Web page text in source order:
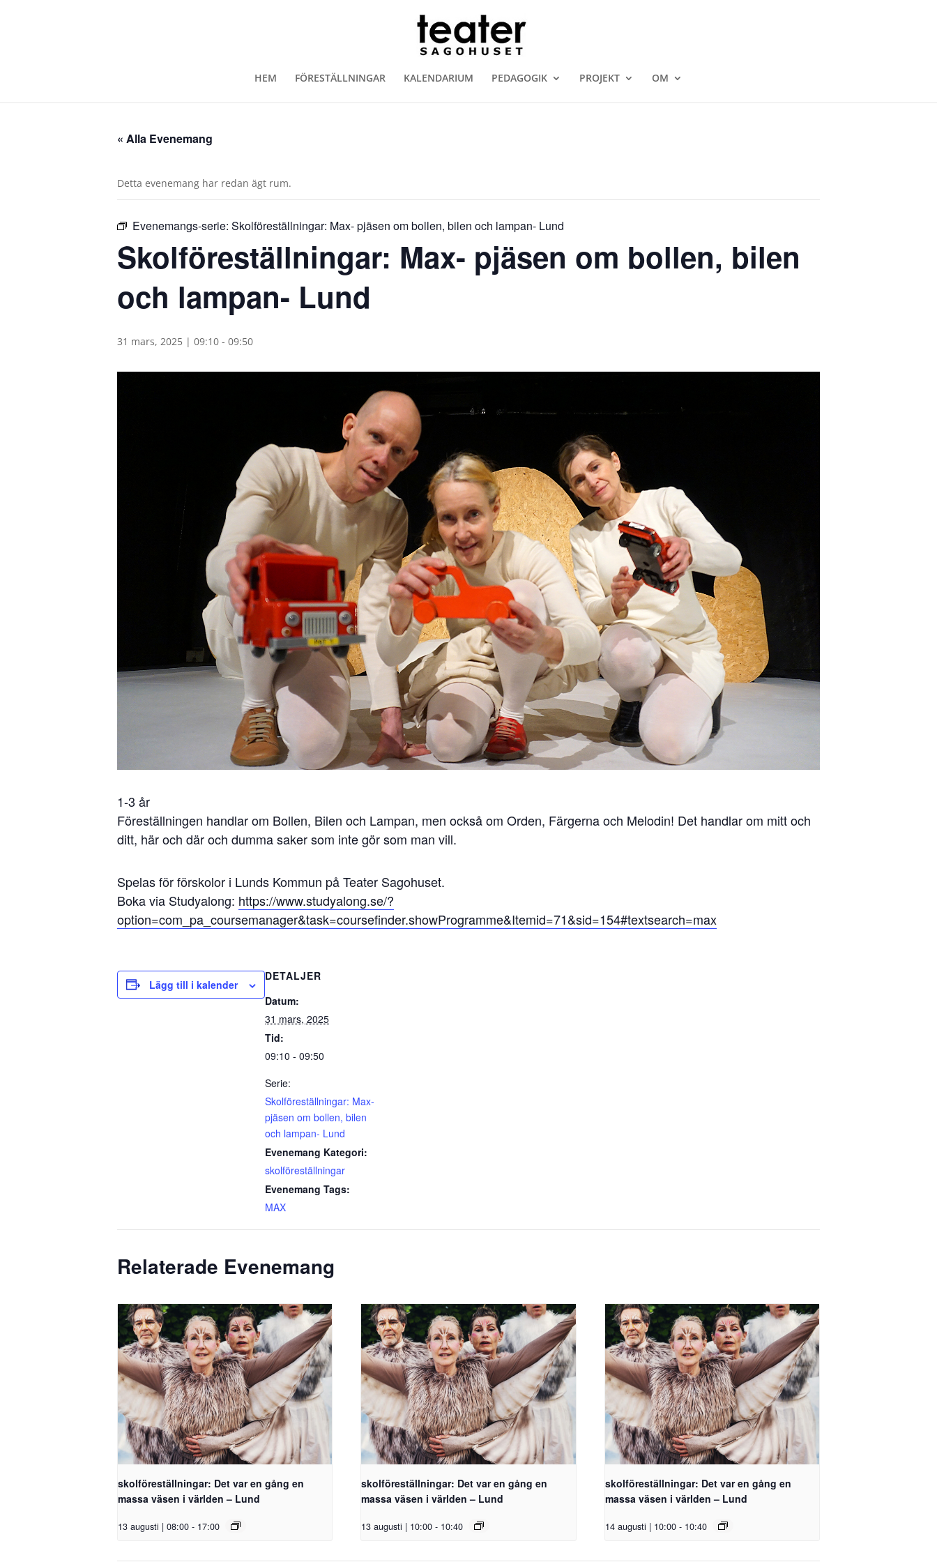
HEM FÖRESTÄLLNINGAR KALENDARIUM PEDAGOGIK PROJEKT OM
« Alla Evenemang
Detta evenemang har redan ägt rum.
Evenemangs-serie: Skolföreställningar: Max- pjäsen om bollen, bilen och lampan- Lund
Skolföreställningar: Max- pjäsen om bollen, bilen
och lampan- Lund
31 mars, 2025 | 09:10 - 09:50
1-3 år
Föreställningen handlar om Bollen, Bilen och Lampan, men också om Orden, Färgerna och Melodin! Det handlar om mitt och
ditt, här och där och dumma saker som inte gör som man vill.
Spelas för förskolor i Lunds Kommun på Teater Sagohuset.
Boka via Studyalong: https://www.studyalong.se/?
option=com_pa_coursemanager&task=coursefinder.showProgramme&Itemid=71&sid=154#textsearch=max
Lägg till i kalender
DETALJER
Datum:
31 mars, 2025
Tid:
09:10 - 09:50
Serie:
Skolföreställningar: Max-
pjäsen om bollen, bilen
och lampan- Lund
Evenemang Kategori:
skolföreställningar
Evenemang Tags:
MAX
Relaterade Evenemang
skolföreställningar: Det var en gång en
massa väsen i världen – Lund
13 augusti | 08:00 - 17:00
skolföreställningar: Det var en gång en
massa väsen i världen – Lund
13 augusti | 10:00 - 10:40
skolföreställningar: Det var en gång en
massa väsen i världen – Lund
14 augusti | 10:00 - 10:40